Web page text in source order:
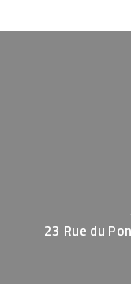
23 Rue du